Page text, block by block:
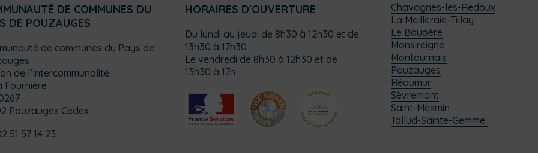
DE COMMUNES DU
DE POUZAUGES
de communes du Pays de
de l’Intercommunalité
Fournière
Pouzauges Cedex
51 57 14 23
HORAIRES D'OUVERTURE
Du lundi au jeudi de 8h30 à 12h30 et de
13h30 à 17h30
Le vendredi de 8h30 à 12h30 et de
13h30 à 17h
Chavagnes-les-Redoux
La Meilleraie-Tillay
Le Boupère
Monsireigne
Montournais
Pouzauges
Réaumur
Sèvremont
Saint-Mesmin
Tallud-Sainte-Gemme